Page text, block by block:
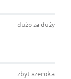
dużo za duży
zbyt szeroka